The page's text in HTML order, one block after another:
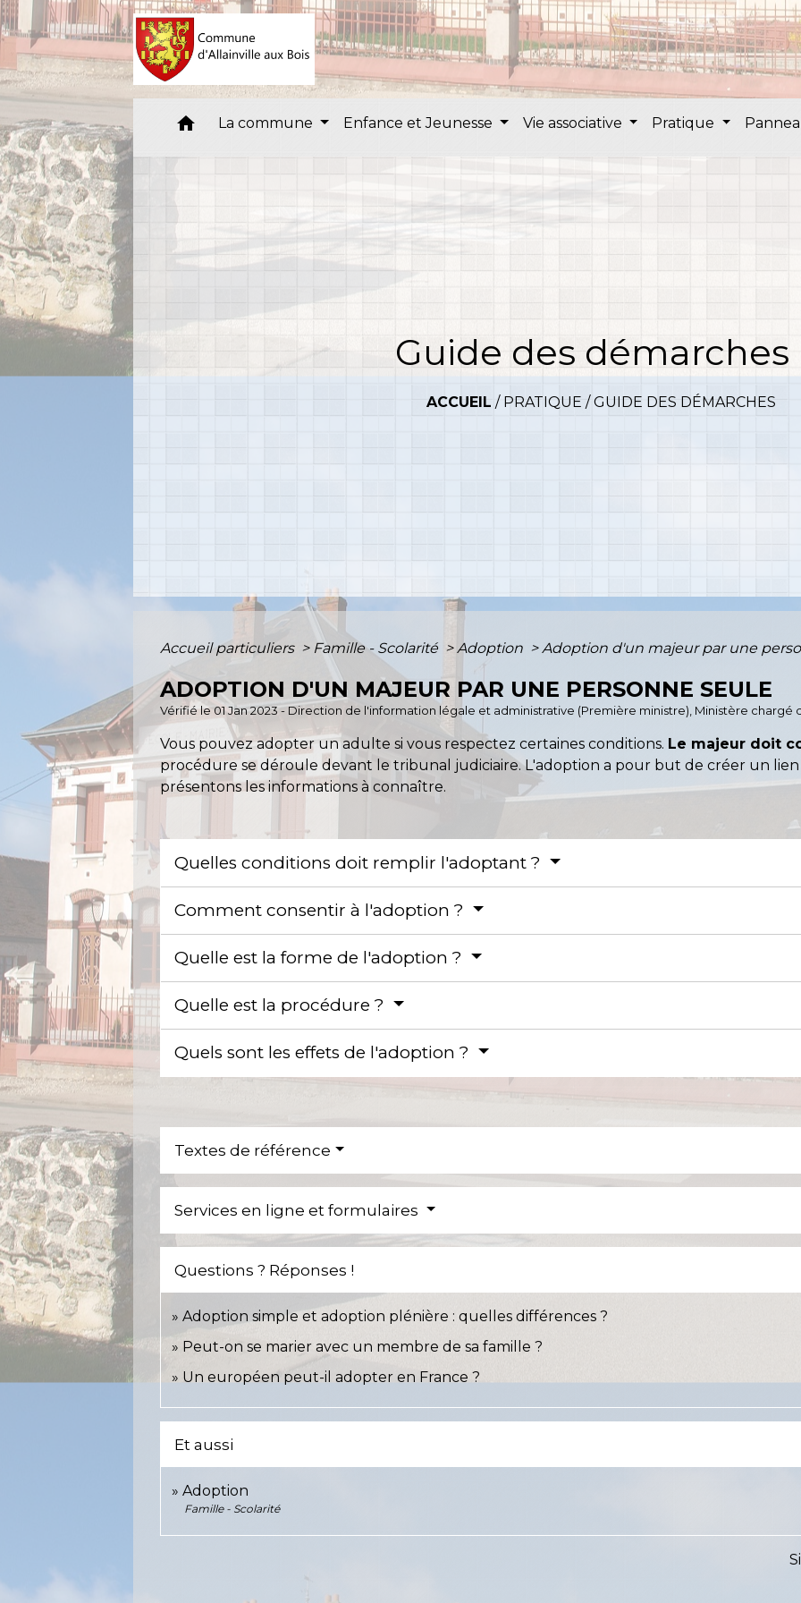
home La commune Enfance et Jeunesse Vie associative Pratique
Guide des démarches
ACCUEIL / PRATIQUE /GUIDE DES DÉMARCHES
Accueil particuliers > Famille - Scolarité > Adoption > Adoption d'un majeur par une
ADOPTION D'UN MAJEUR PAR UNE PERSONNE SEULE
Vérifié le 01 Jan 2023 - Direction de l'information légale et administrative (Première ministre), Ministère chargé
Vous pouvez adopter un adulte si vous respectez certaines conditions. Le majeur doit
procédure se déroule devant le tribunal judiciaire. L'adoption a pour but de créer un
présentons les informations à connaître.
Quelles conditions doit remplir l'adoptant ?
Comment consentir à l'adoption ?
Quelle est la forme de l'adoption ?
Quelle est la procédure ?
Quels sont les effets de l'adoption ?
Textes de référence
Services en ligne et formulaires
Questions ? Réponses !
Adoption simple et adoption plénière : quelles différences ?
Peut-on se marier avec un membre de sa famille ?
Un européen peut-il adopter en France ?
Et aussi
Adoption
Famille - Scolarité